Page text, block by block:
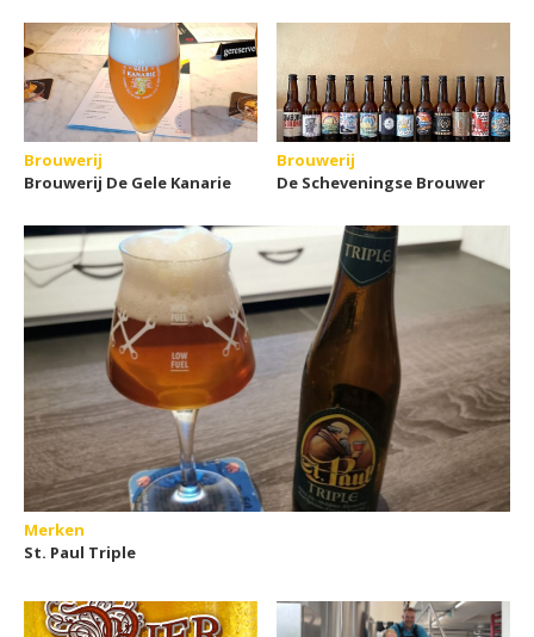
Brouwerij
Brouwerij De Gele Kanarie
Brouwerij
De Scheveningse Brouwer
Merken
St. Paul Triple